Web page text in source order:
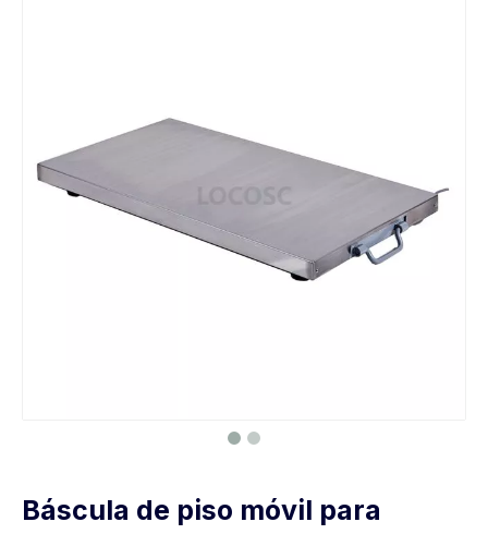
Báscula de piso móvil para